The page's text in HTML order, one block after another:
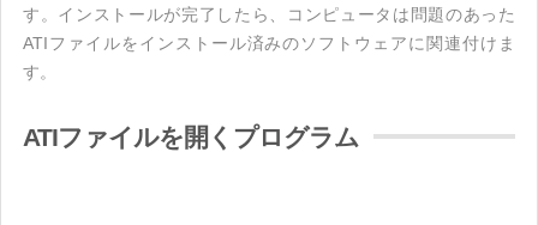
す。インストールが完了したら、コンピュータは問題のあった
ATIファイルをインストール済みのソフトウェアに関連付けま
す。
ATIファイルを開くプログラム